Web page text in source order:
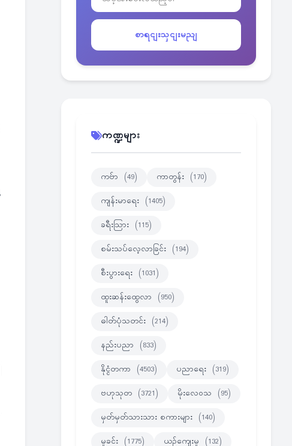
စာရငျးသှငျးမညျ
ကဏ္ဍများ
ကဗ်ာ (49) ကာတွန်း (170)
ကျန်းမာရေး (1405)
ခရီးသြား (115)
စမ်းသပ်လေ့လာခြင်း (194)
စီးပွားရေး (1031)
ထူးဆန်းထွေလာ (950)
ဓါတ်ပုံသတင်း (214)
နည်းပညာ (833)
နိုင္ငံတကာ (4503) ပညာရေး (319)
ဗဟုသုတ (3721) မိုးလေဝသ (95)
မှတ်မှတ်သားသား စကားများ (140)
မှုခင်း (1775) ယဉ်ကျေးမှု (132)